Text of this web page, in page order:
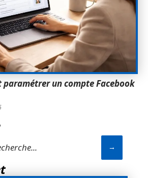
paramétrer un compte Facebook